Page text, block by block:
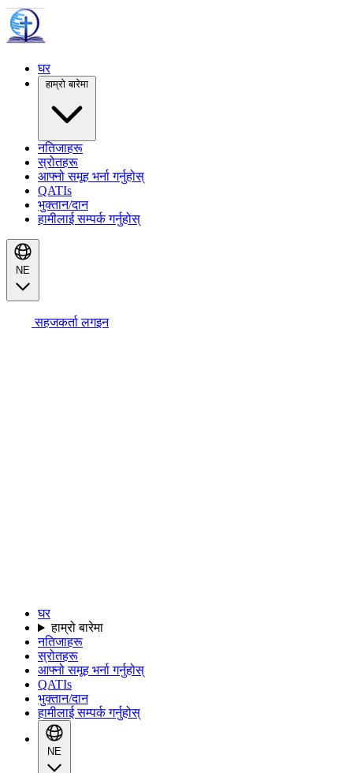
घर
हाम्रो बारेमा
नतिजाहरू
स्रोतहरू
आफ्नो समूह भर्ना गर्नुहोस्
QATIs
भुक्तान/दान
हामीलाई सम्पर्क गर्नुहोस्
NE
सहजकर्ता लगइन
घर
हाम्रो बारेमा
नतिजाहरू
स्रोतहरू
आफ्नो समूह भर्ना गर्नुहोस्
QATIs
भुक्तान/दान
हामीलाई सम्पर्क गर्नुहोस्
NE